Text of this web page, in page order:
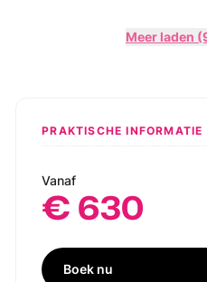
Meer laden
PRAKTISCHE INFORMATIE
Vanaf
€ 630
Boek nu